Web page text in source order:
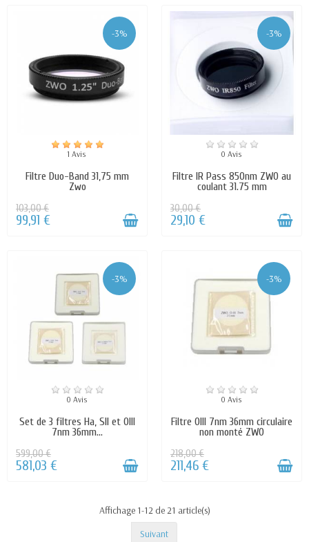
-3%
1 Avis
Filtre Duo-Band 31,75 mm
Zwo
103,00 €
99,91 €
-3%
0 Avis
Filtre IR Pass 850nm ZWO au
coulant 31.75 mm
30,00 €
29,10 €
-3%
0 Avis
Set de 3 filtres Ha, SII et OIII
7nm 36mm...
599,00 €
581,03 €
-3%
0 Avis
Filtre OIII 7nm 36mm circulaire
non monté ZWO
218,00 €
211,46 €
Affichage 1-12 de 21 article(s)
Suivant